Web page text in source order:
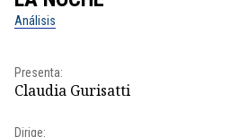
Análisis
Presenta:
Claudia Gurisatti
Dirige: